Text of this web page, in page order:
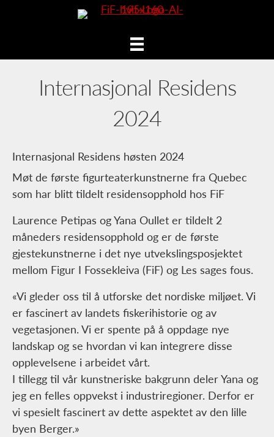
Internasjonal Residens
2024
Internasjonal Residens høsten 2024
Møt de første figurteaterkunstnerne fra Quebec
som har blitt tildelt residensopphold hos FiF
Laurence Petipas og Yana Oullet er tildelt 2
måneders residensopphold og er de første
gjestekunstnerne i det nye utvekslingsposjektet
mellom Figur I Fossekleiva (FiF) og Les sages fous.
«Vi gleder oss til å utforske det nordiske miljøet. Vi
er fascinert av landets fiskerihistorie og av
vegetasjonen. Vi er spente på å oppdage nye
landskap og se hvordan vi kan integrere disse
opplevelsene i arbeidet vårt.
I tillegg til vår kunstneriske bakgrunn deler Yana og
jeg en felles oppvekst i industriregioner. Derfor er
vi spesielt fascinert av dette aspektet av den lille
byen Berger.»